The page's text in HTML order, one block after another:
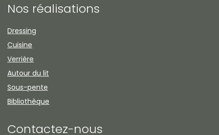
Nos réalisations
Dressing
Cuisine
Verrière
Autour du lit
Sous-pente
Bibliothèque
Contactez-nous